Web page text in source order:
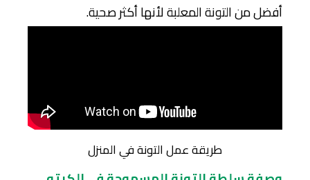
أفضل من التونة المعلبة لأنها أكثر صحية.
طريقة عمل التونة في المنزل